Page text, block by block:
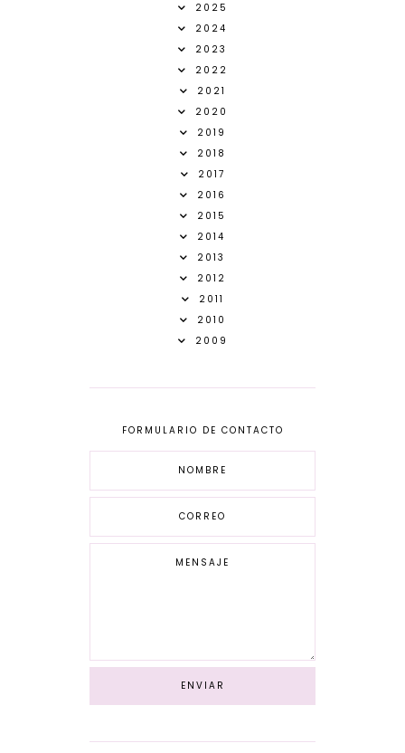
2025
2024
2023
2022
2021
2020
2019
2018
2017
2016
2015
2014
2013
2012
2011
2010
2009
FORMULARIO DE CONTACTO